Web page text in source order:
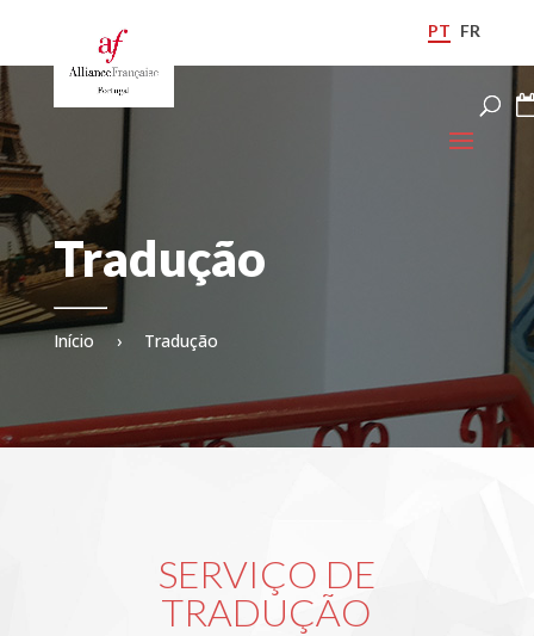
PT FR
Tradução
Início › Tradução
SERVIÇO DE
TRADUÇÃO